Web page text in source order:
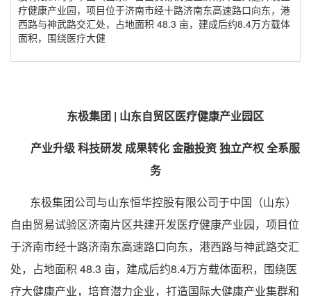
疗健康产业园，项目位于济南市经十路济南东高速路口向东，港
西路与神武路交汇处，占地面积 48.3 亩，建成后约8.4万方载体
面积，围绕医疗大健
东极集团 | 山东自贸区医疗健康产业园区
产业升级 科技研发 成果转化 金融投资 独立产权 全系服
务
东极集团公司与山东恒华控股有限公司于中国（山东）
自由贸易试验区济南片区共建开发医疗健康产业园，项目位
于济南市经十路济南东高速路口向东，港西路与神武路交汇
处，占地面积 48.3 亩，建成后约8.4万方载体面积，围绕医
疗大健康产业，培育潜力企业，打造国际大健康产业集群和